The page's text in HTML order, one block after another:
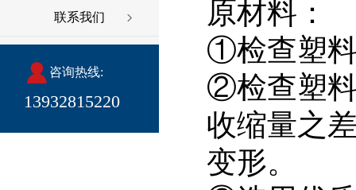
联系我们
咨询热线:
13932815220
原材料：
①检查塑
②检查塑
收缩量之
变形。